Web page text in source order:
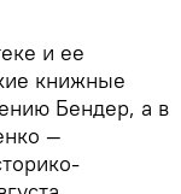
и ее
книжные
Бендер, а в
—